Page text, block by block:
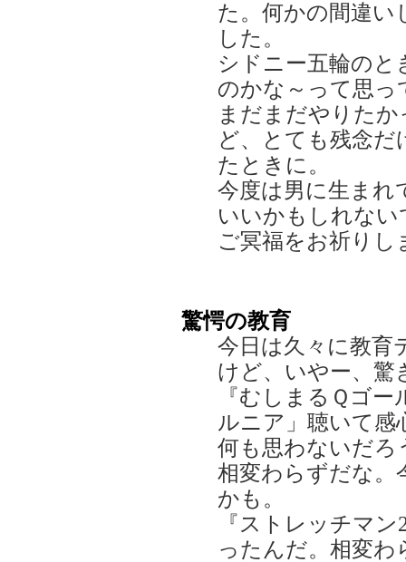
た。何かの間違い
した。
シドニー五輪のと
のかな～って思
まだまだやりた
ど、とても残念
たときに。
今度は男に生まれ
いいかもしれない
ご冥福をお祈りし
驚愕の教育
今日は久々に教育
けど、いやー、驚
『むしまるＱゴ
ルニア」聴いて感
何も思わないだろ
相変わらずだな。
かも。
『ストレッチマ
ったんだ。相変